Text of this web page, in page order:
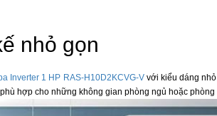
nhỏ gọn
Inverter 1 HP RAS-H10D2KCVG-Vvới kiểu dáng nhỏ
phù hợp cho những không gian phòng ngủ hoặc